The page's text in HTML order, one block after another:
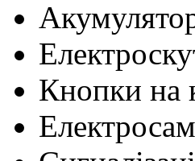
Кнопки на